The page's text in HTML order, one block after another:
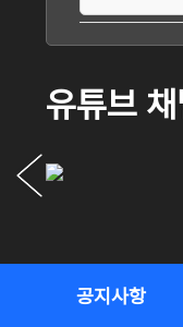
유튜브
공지사항